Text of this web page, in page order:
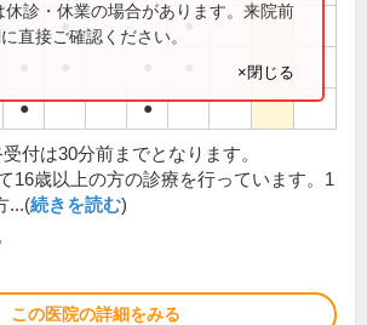
● ●
● ●
休診・休業の場合があります。来院前
直接ご確認ください。
×閉じる
付は30分前までとなります。
16歳以上の方の診療を行っています。1
...(続きを読む)
この医院の詳細をみる